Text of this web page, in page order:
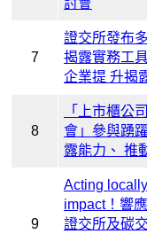
7
證交所發布
揭露實務工
企業提 升揭
8
「上市櫃公
會」參與踴
露能力、 推
9
Acting
impact！響
證交所及碳